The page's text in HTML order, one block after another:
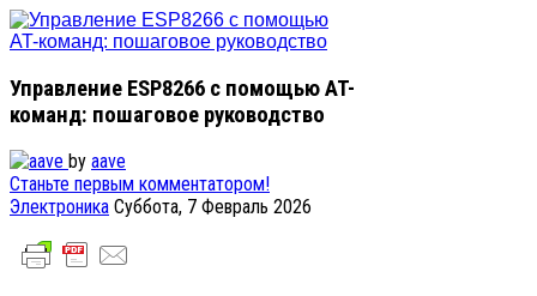
Управление ESP8266 с помощью AT-
команд: пошаговое руководство
by aave
Станьте первым комментатором!
Электроника Суббота, 7 Февраль 2026